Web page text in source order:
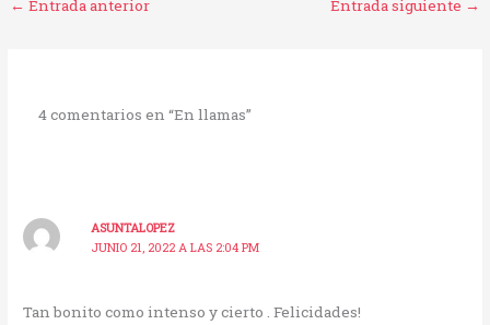
← Entrada anterior Entrada siguiente →
4 comentarios en “En llamas”
ASUNTALOPEZ
JUNIO 21, 2022 A LAS 2:04 PM
Tan bonito como intenso y cierto . Felicidades!